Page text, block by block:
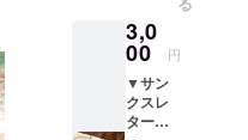
致しま
す。彼
らは日
本で生
活をす
るため
3,0
00 円
▼サン
クスレ
ターの